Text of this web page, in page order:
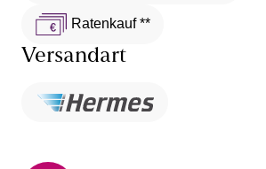
Ratenkauf **
Versandart